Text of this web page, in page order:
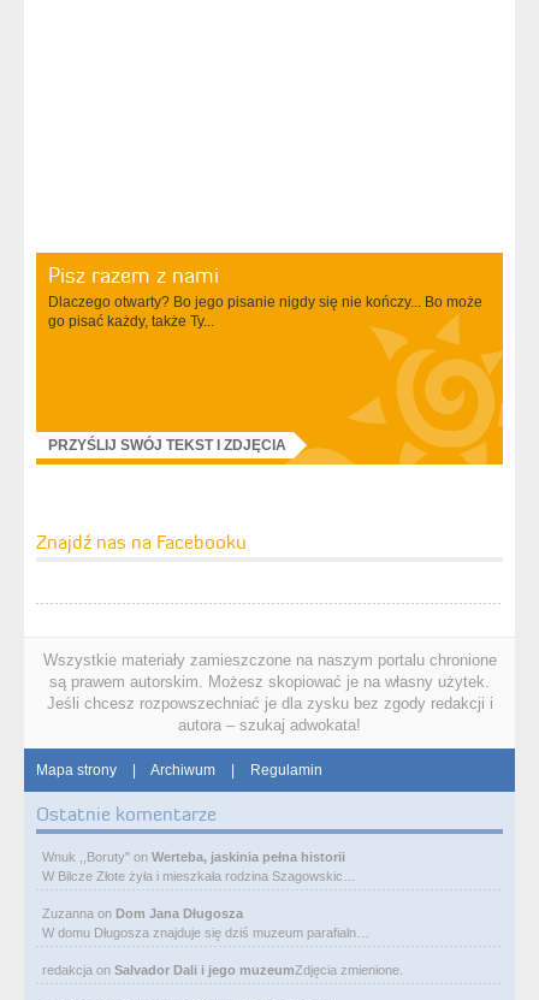
Pisz razem z nami
Dlaczego otwarty? Bo jego pisanie nigdy się nie kończy... Bo może
go pisać każdy, także Ty...
PRZYŚLIJ SWÓJ TEKST I ZDJĘCIA
Znajdź nas na Facebooku
Wszystkie materiały zamieszczone na naszym portalu chronione
są prawem autorskim. Możesz skopiować je na własny użytek.
Jeśli chcesz rozpowszechniać je dla zysku bez zgody redakcji i
autora – szukaj adwokata!
Mapa strony | Archiwum | Regulamin
Ostatnie komentarze
Wnuk ,,Boruty" on Werteba, jaskinia pełna historii
W Bilcze Złote żyła i mieszkała rodzina Szagowskic…
Zuzanna on Dom Jana Długosza
W domu Długosza znajduje się dziś muzeum parafialn…
redakcja on Salvador Dali i jego muzeumZdjęcia zmienione.